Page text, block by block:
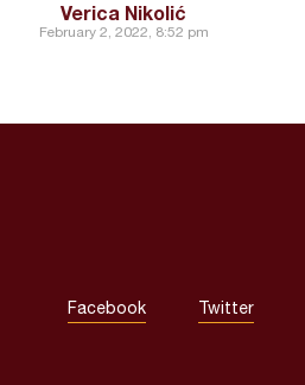
Verica Nikolić
February 2, 2022, 8:52 pm
Facebook Twitter